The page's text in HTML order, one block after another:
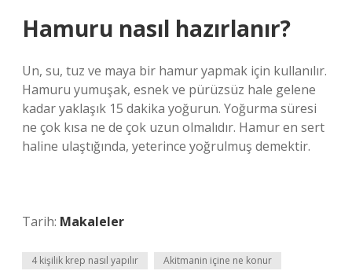
Hamuru nasıl hazırlanır?
Un, su, tuz ve maya bir hamur yapmak için kullanılır.
Hamuru yumuşak, esnek ve pürüzsüz hale gelene
kadar yaklaşık 15 dakika yoğurun. Yoğurma süresi
ne çok kısa ne de çok uzun olmalıdır. Hamur en sert
haline ulaştığında, yeterince yoğrulmuş demektir.
Tarih: Makaleler
4 kişilik krep nasıl yapılır Akitmanin içine ne konur